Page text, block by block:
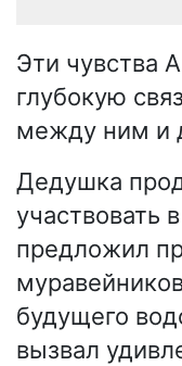
Эти чувства
глубокую
между ним и
Дедушка
участвовать
предложил
будущего
вызвал